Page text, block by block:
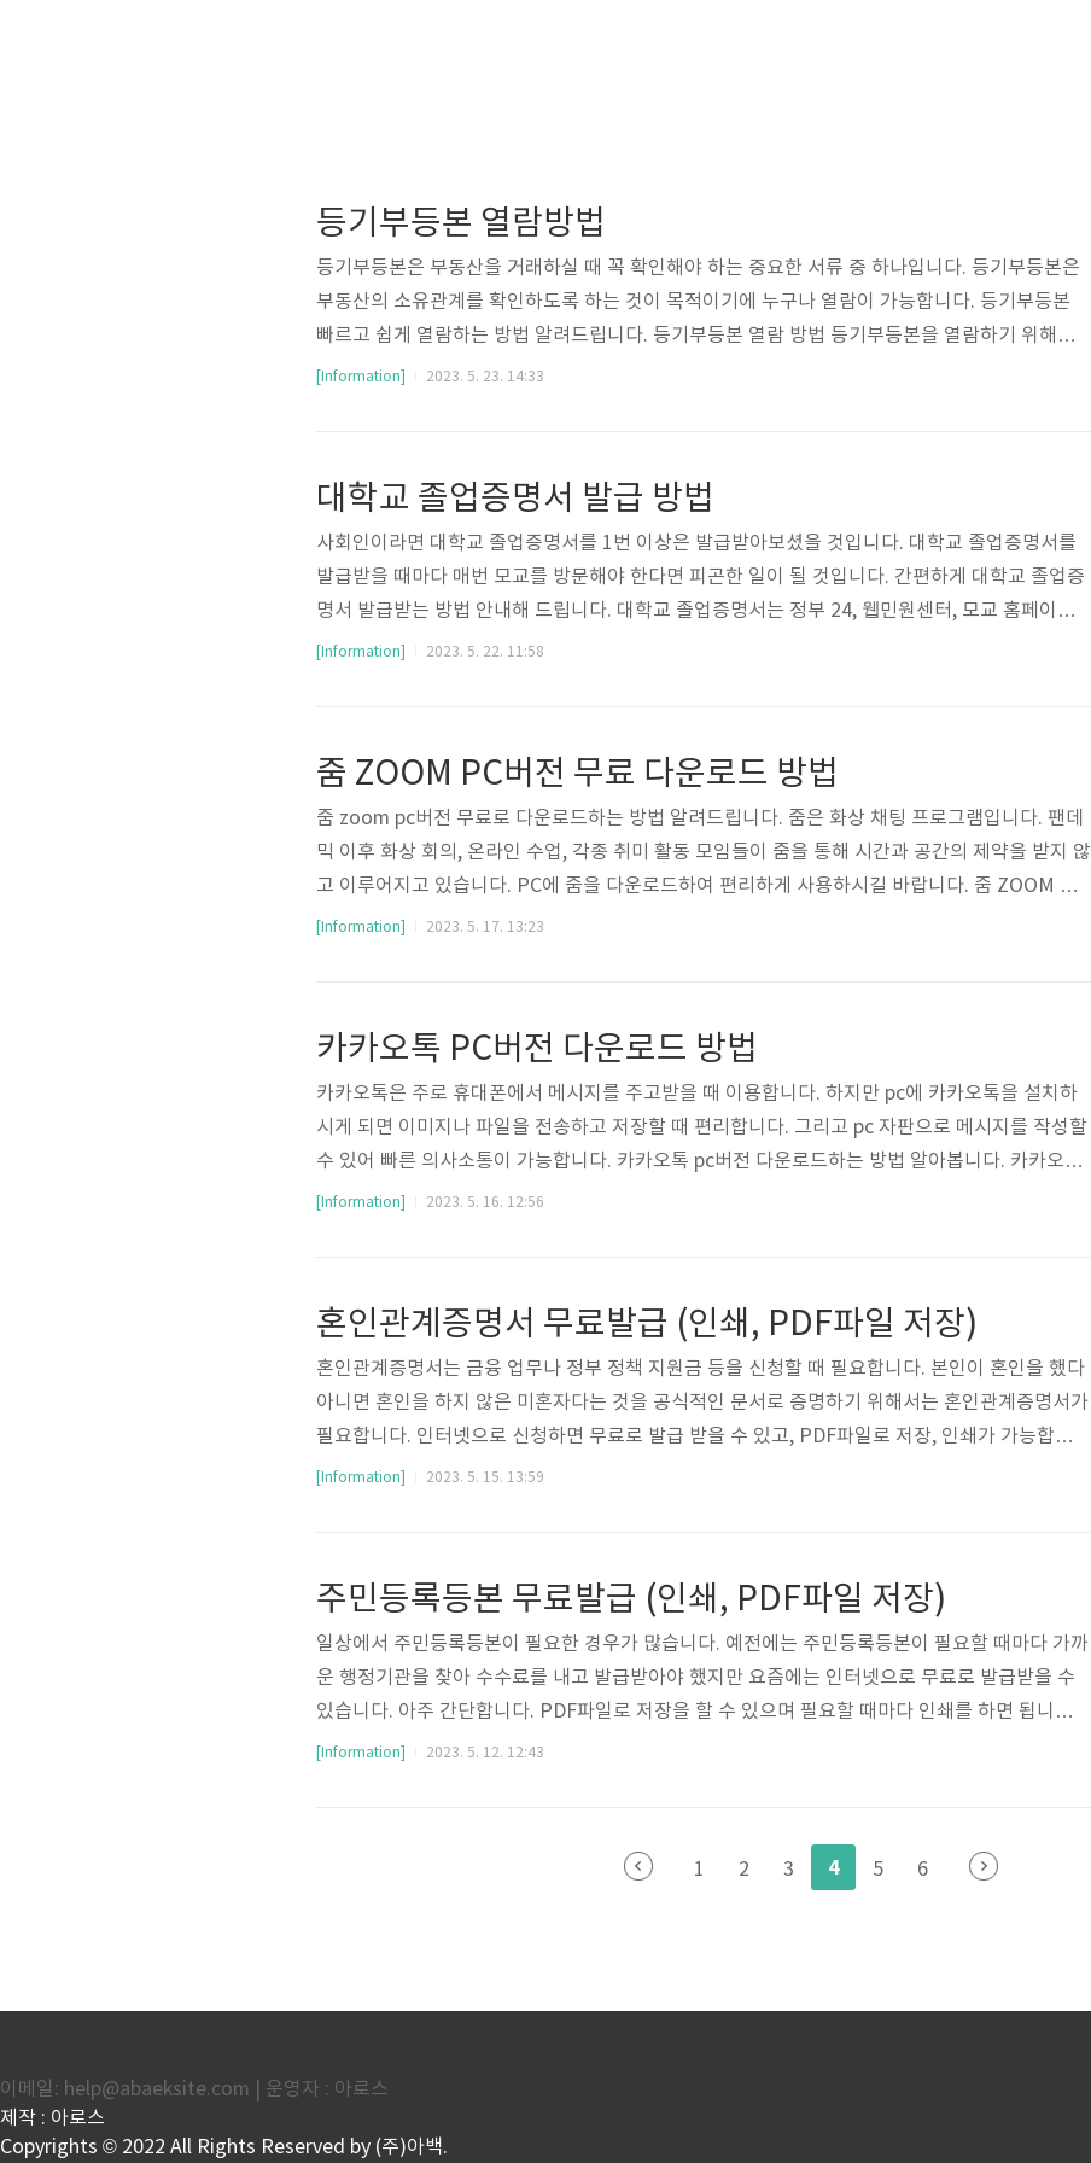
등기부등본 열람방법
등기부등본은 부동산을 거래하실 때 꼭 확인해야 하는 중요한 서류 중 하나입니다. 등기부등본은
부동산의 소유관계를 확인하도록 하는 것이 목적이기에 누구나 열람이 가능합니다. 등기부등본
빠르고 쉽게 열람하는 방법 알려드립니다. 등기부등본 열람 방법 등기부등본을 열람하기 위해서
는 대한민국 법원 인터넷등기소에 접속하시면 됩니다. 아래 바로가기를 이용해서 이동하실 수 있
다. 부동산 거래 시 확인용으로 이용하실 수 있습니다. [간편..
[Information] 2023. 5. 23. 14:33
대학교 졸업증명서 발급 방법
사회인이라면 대학교 졸업증명서를 1번 이상은 발급받아보셨을 것입니다. 대학교 졸업증명서를
발급받을 때마다 매번 모교를 방문해야 한다면 피곤한 일이 될 것입니다. 간편하게 대학교 졸업증
명서 발급받는 방법 안내해 드립니다. 대학교 졸업증명서는 정부 24, 웹민원센터, 모교 홈페이지
에서 발급받으실 수 있습니다. 1. 대학교 졸업증명서 발급: 정부24 정부 24에서 제공하는 대학교
색하여 서비스 바로가기 [대학(교) 졸업증명]을..
[Information] 2023. 5. 22. 11:58
줌 ZOOM PC버전 무료 다운로드 방법
줌 zoom pc버전 무료로 다운로드하는 방법 알려드립니다. 줌은 화상 채팅 프로그램입니다. 팬데
믹 이후 화상 회의, 온라인 수업, 각종 취미 활동 모임들이 줌을 통해 시간과 공간의 제약을 받지 않
고 이루어지고 있습니다. PC에 줌을 다운로드하여 편리하게 사용하시길 바랍니다. 줌 ZOOM PC
버전 무료 다운로드 방법 줌 pc버전을 다운로드하기 위해서 줌 공식 홈페이지에 접속합니다. 아래
열립니다. 3. 줌 pc..
[Information] 2023. 5. 17. 13:23
카카오톡 PC버전 다운로드 방법
카카오톡은 주로 휴대폰에서 메시지를 주고받을 때 이용합니다. 하지만 pc에 카카오톡을 설치하
시게 되면 이미지나 파일을 전송하고 저장할 때 편리합니다. 그리고 pc 자판으로 메시지를 작성할
수 있어 빠른 의사소통이 가능합니다. 카카오톡 pc버전 다운로드하는 방법 알아봅니다. 카카오톡
PC버전 다운로드 방법 아래 바로가기를 누르시면 카카오톡 pc버전을 다운 받을 수 있는 카카오톡
됩니다. 다운된 파일..
[Information] 2023. 5. 16. 12:56
혼인관계증명서 무료발급 (인쇄, PDF파일 저장)
혼인관계증명서는 금융 업무나 정부 정책 지원금 등을 신청할 때 필요합니다. 본인이 혼인을 했다
아니면 혼인을 하지 않은 미혼자다는 것을 공식적인 문서로 증명하기 위해서는 혼인관계증명서가
필요합니다. 인터넷으로 신청하면 무료로 발급 받을 수 있고, PDF파일로 저장, 인쇄가 가능합니
다. 아래 바로가기를 이용하시면 혼인관계증명서를 발급받으실 수 있는 법원 전자가족관계등록시
항을 입력해주세요. [공동인증서], [..
[Information] 2023. 5. 15. 13:59
주민등록등본 무료발급 (인쇄, PDF파일 저장)
일상에서 주민등록등본이 필요한 경우가 많습니다. 예전에는 주민등록등본이 필요할 때마다 가까
운 행정기관을 찾아 수수료를 내고 발급받아야 했지만 요즘에는 인터넷으로 무료로 발급받을 수
있습니다. 아주 간단합니다. PDF파일로 저장을 할 수 있으며 필요할 때마다 인쇄를 하면 됩니다.
아래 바로가기를 이용하시면 주민등록등본을 발급받을 수 있는 정부 24로 접속하실 수 있습니다.
청에서 [발급]을 누릅니다. 수수료를 확인해 보시면 인터넷으로 발급받을 때는 무료임을 확인하실
수 있습니다. 3. 회원 또는 비회원으로 로그인합니다...
[Information] 2023. 5. 12. 12:43
1 2 3 4 5 6
이메일: help@abaeksite.com | 운영자 : 아로스
제작 : 아로스
Copyrights © 2022 All Rights Reserved by (주)아백.